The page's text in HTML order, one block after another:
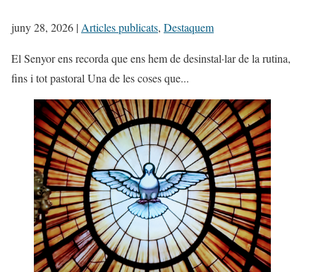
juny 28, 2026 | Articles publicats, Destaquem
El Senyor ens recorda que ens hem de desinstal·lar de la rutina,
fins i tot pastoral Una de les coses que...